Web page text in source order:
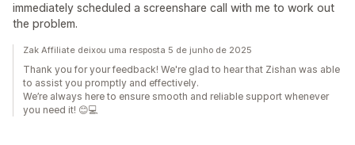
immediately scheduled a screenshare call with me to work out
the problem.
Zak Affiliate deixou uma resposta 5 de junho de 2025
Thank you for your feedback! We're glad to hear that Zishan was able
to assist you promptly and effectively.
We’re always here to ensure smooth and reliable support whenever
you need it! 😊💻